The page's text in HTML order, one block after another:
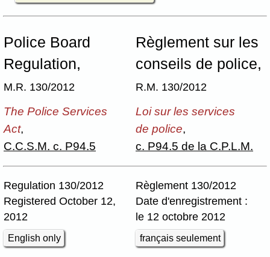
Police Board
Regulation,
M.R. 130/2012
Règlement sur les
conseils de police,
R.M. 130/2012
The Police Services
Act,
C.C.S.M. c. P94.5
Loi sur les services
de police,
c. P94.5 de la C.P.L.M.
Regulation 130/2012
Registered October 12,
2012
English only
Règlement 130/2012
Date d'enregistrement :
le 12 octobre 2012
français seulement